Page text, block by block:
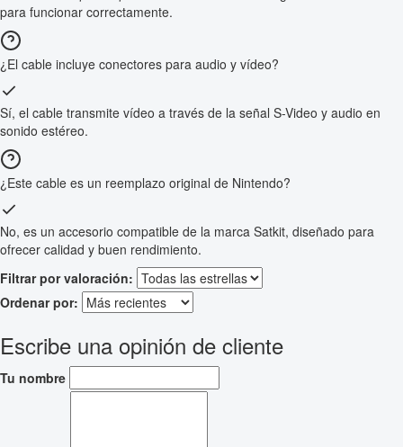
para funcionar correctamente.
¿El cable incluye conectores para audio y vídeo?
Sí, el cable transmite vídeo a través de la señal S-Video y audio en
sonido estéreo.
¿Este cable es un reemplazo original de Nintendo?
No, es un accesorio compatible de la marca Satkit, diseñado para
ofrecer calidad y buen rendimiento.
Filtrar por valoración:
Ordenar por:
Escribe una opinión de cliente
Tu nombre